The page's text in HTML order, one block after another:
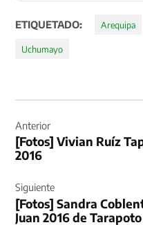
ETIQUETADO: Arequipa
Uchumayo
de
entradas
Anterior
[Fotos] Vivian Ruíz
2016
Siguiente
[Fotos] Sandra
Juan 2016 de Tarapoto